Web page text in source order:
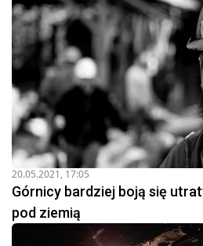
20.05.2021, 17:05
Górnicy bardziej boją się
pod ziemią